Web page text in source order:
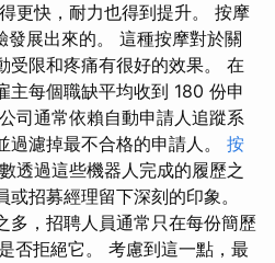
更快，耐力也得到提升。 按摩
展出來的。 這種按摩對於關
受限和疼痛有很好的效果。 在
主每個職缺平均收到 180 份申
司通常依賴自動申請人追蹤系
濾掉最不合格的申請人。 按
透過這些機器人完成的履歷之
招募經理留下深刻的印象。
多，招聘人員通常只在每份簡歷
否拒絕它。 考慮到這一點，最